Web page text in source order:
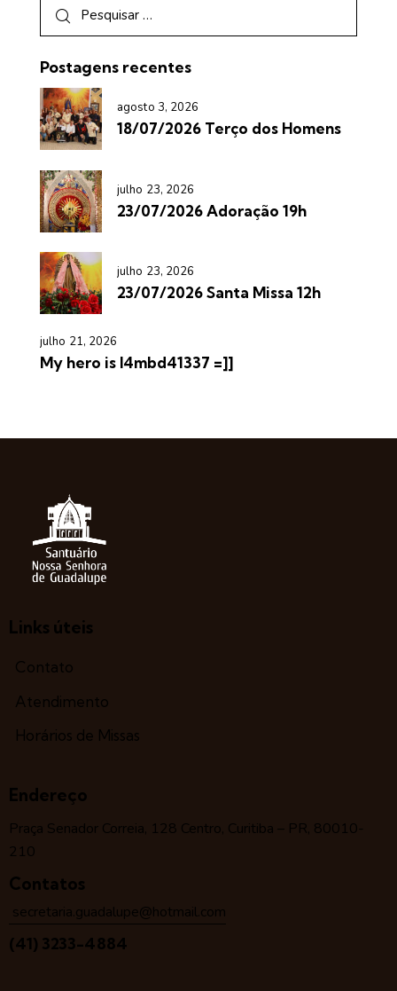
Postagens recentes
agosto 3, 2026
18/07/2026 Terço dos Homens
julho 23, 2026
23/07/2026 Adoração 19h
julho 23, 2026
23/07/2026 Santa Missa 12h
julho 21, 2026
My hero is l4mbd41337 =]]
Links úteis
Contato
Atendimento
Horários de Missas
Endereço
Praça Senador Correia, 128 Centro, Curitiba – PR, 80010-
210
Contatos
secretaria.guadalupe@hotmail.com
(41) 3233-4884